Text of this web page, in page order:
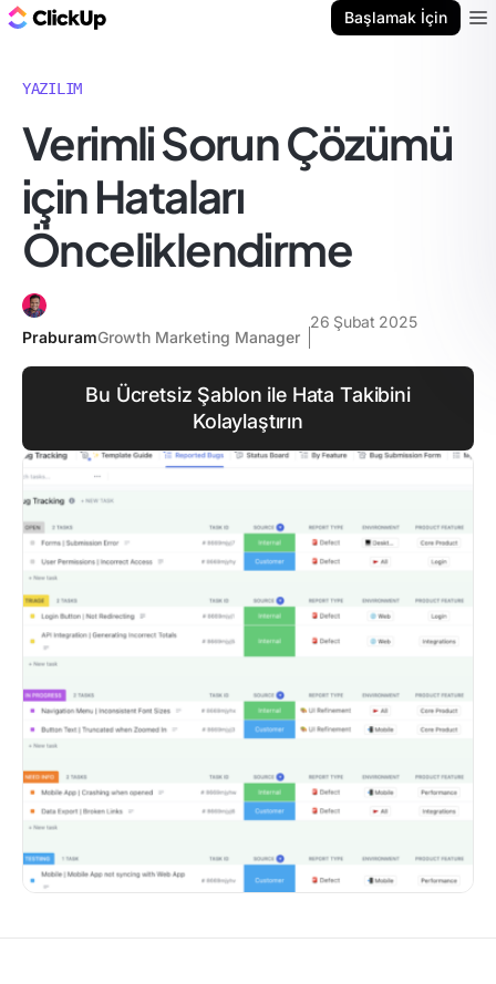
Başlamak İçin
YAZILIM
Verimli Sorun Çözümü
için Hataları
Önceliklendirme
PraburamGrowth Marketing Manager
26 Şubat 2025
Bu Ücretsiz Şablon ile Hata Takibini
Kolaylaştırın